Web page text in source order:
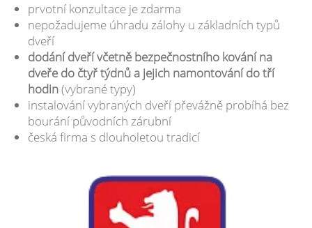
prvotní konzultace je zdarma
nepožadujeme úhradu zálohy u základních typů
dveří
dodání dveří včetně bezpečnostního kování na
dveře do čtyř týdnů a jejich namontování do tří
hodin(vybrané typy)
instalování vybraných dveří převážně probíhá bez
bourání původních zárubní
česká firma s dlouholetou tradicí